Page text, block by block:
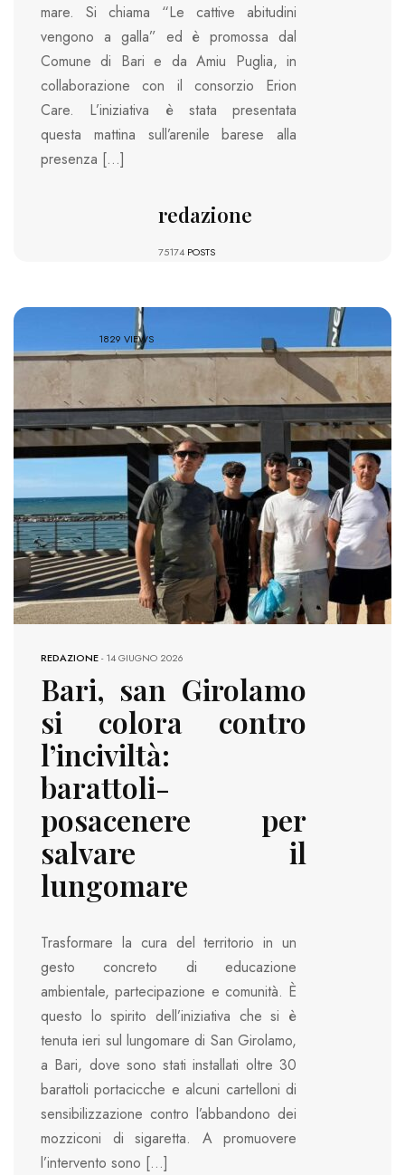
mare. Si chiama “Le cattive abitudini
vengono a galla” ed è promossa dal
Comune di Bari e da Amiu Puglia, in
collaborazione con il consorzio Erion
Care. L’iniziativa è stata presentata
questa mattina sull’arenile barese alla
presenza […]
redazione
75174 POSTS
1829 VIEWS
REDAZIONE-14 GIUGNO 2026
Bari, san Girolamo
si colora contro
l’inciviltà:
barattoli-
posacenere per
salvare il
lungomare
Trasformare la cura del territorio in un
gesto concreto di educazione
ambientale, partecipazione e comunità. È
questo lo spirito dell’iniziativa che si è
tenuta ieri sul lungomare di San Girolamo,
a Bari, dove sono stati installati oltre 30
barattoli portacicche e alcuni cartelloni di
sensibilizzazione contro l’abbandono dei
mozziconi di sigaretta. A promuovere
l’intervento sono […]